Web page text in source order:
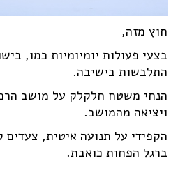
חוץ מזה,
בצעי פעולות יומיומיות כמו,
התלבשות בישיבה.
הנחי משטח חלקלק על מושב
ויציאה מהמושב.
הקפידי על תנועה איטית, צעדים
ברגל הפחות כואבת.